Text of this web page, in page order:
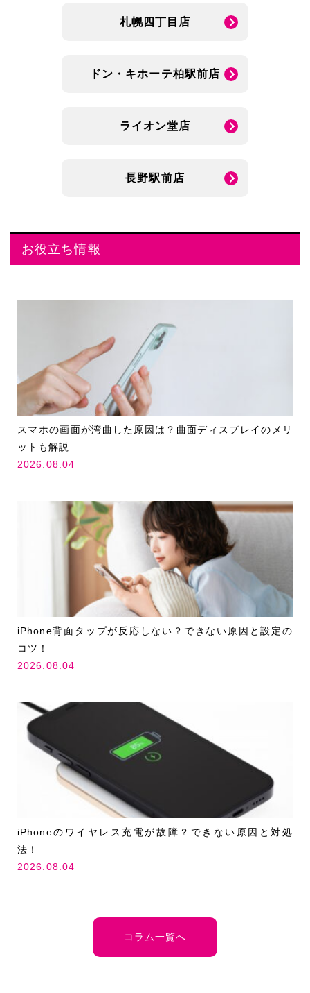
札幌四丁目店
ドン・キホーテ柏駅前店
ライオン堂店
長野駅前店
お役立ち情報
スマホの画面が湾曲した原因は？曲面ディスプレイのメリ
ットも解説
2026.08.04
iPhone背面タップが反応しない？できない原因と設定の
コツ！
2026.08.04
iPhoneのワイヤレス充電が故障？できない原因と対処
法！
2026.08.04
コラム一覧へ